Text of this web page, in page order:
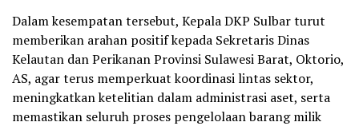
Dalam kesempatan tersebut, Kepala DKP Sulbar turut
memberikan arahan positif kepada Sekretaris Dinas
Kelautan dan Perikanan Provinsi Sulawesi Barat, Oktorio,
AS, agar terus memperkuat koordinasi lintas sektor,
meningkatkan ketelitian dalam administrasi aset, serta
memastikan seluruh proses pengelolaan barang milik